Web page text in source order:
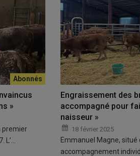
»
premier
Engraissement des
accompagné pour
naisseur »
18 février 2025
Emmanuel Magne, situé
accompagnement